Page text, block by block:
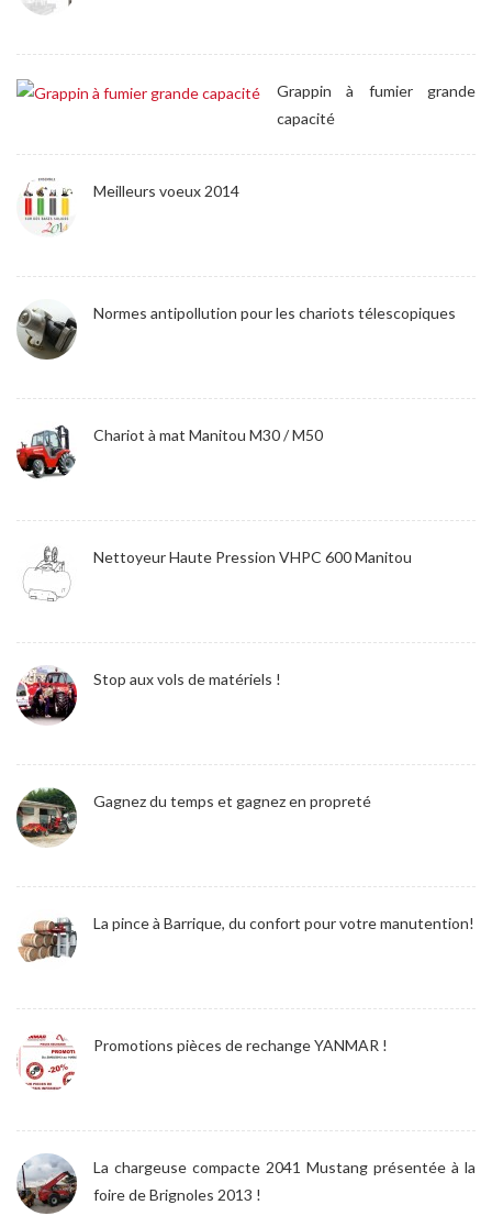
Grappin à fumier grande
capacité
Meilleurs voeux 2014
Normes antipollution pour les chariots télescopiques
Chariot à mat Manitou M30 / M50
Nettoyeur Haute Pression VHPC 600 Manitou
Stop aux vols de matériels !
Gagnez du temps et gagnez en propreté
La pince à Barrique, du confort pour votre manutention!
Promotions pièces de rechange YANMAR !
La chargeuse compacte 2041 Mustang présentée à la
foire de Brignoles 2013 !